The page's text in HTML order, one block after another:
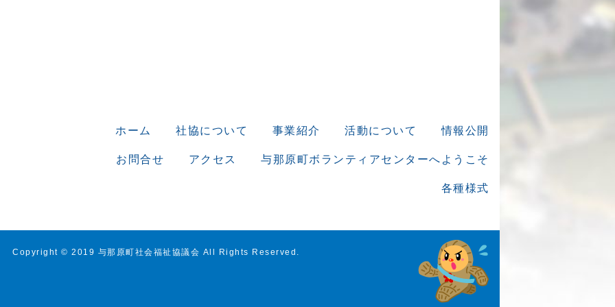
ホーム 社協について 事業紹介 活動について 情報公開
お問合せ アクセス 与那原町ボランティアセンターへようこそ
各種様式
Copyright © 2019 与那原町社会福祉協議会 All Rights Reserved.